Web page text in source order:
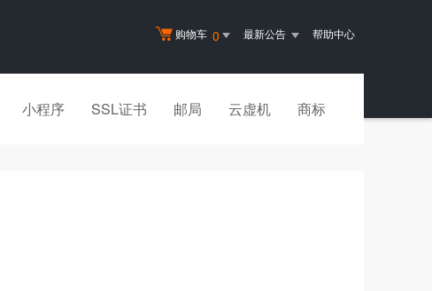
购物车 0 最新公告 帮助中心
小程序 SSL证书 邮局 云虚机 商标